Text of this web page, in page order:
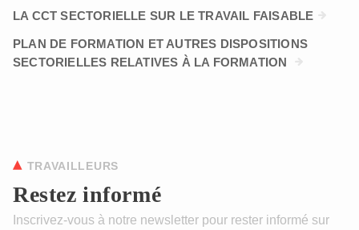
LA CCT SECTORIELLE SUR LE TRAVAIL FAISABLE
PLAN DE FORMATION ET AUTRES DISPOSITIONS
SECTORIELLES RELATIVES À LA FORMATION
Restez informé
TRAVAILLEURS
Inscrivez-vous à notre newsletter pour rester informé sur